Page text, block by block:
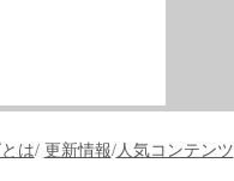
は/ 更新情報/人気コンテンツ